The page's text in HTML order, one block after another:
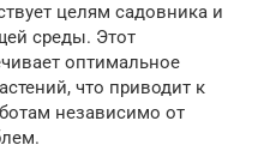
целям садовника и
среды. Этот
оптимальное
что приводит к
независимо от